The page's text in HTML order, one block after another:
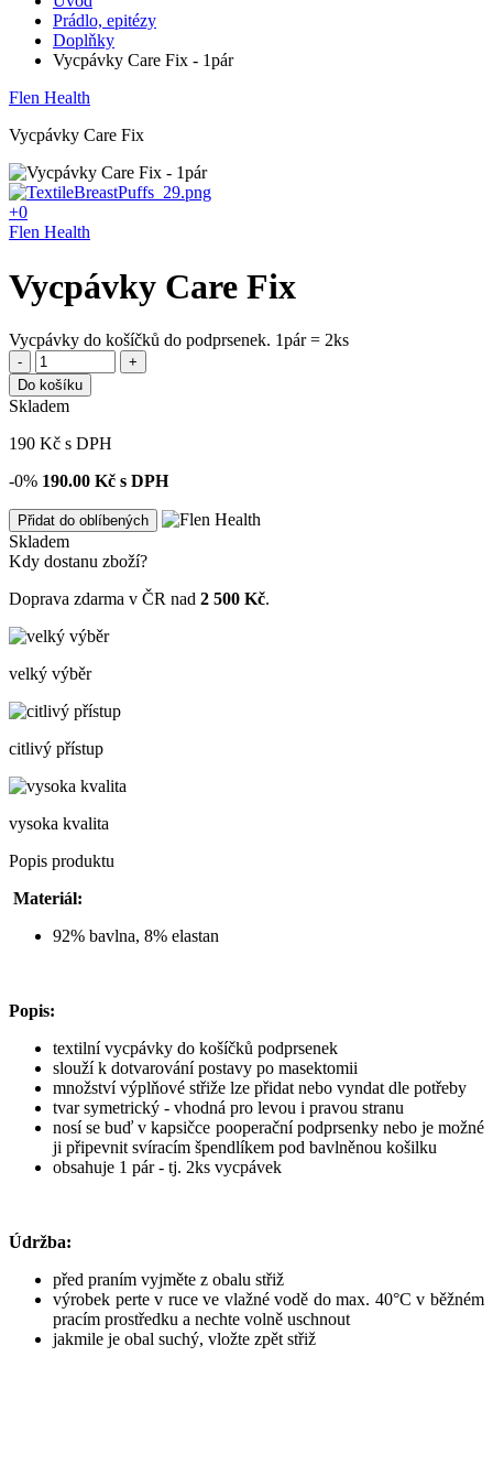
Prádlo, epitézy
Doplňky
Vycpávky Care Fix - 1pár
Flen Health
Vycpávky Care Fix
+0
Flen Health
Vycpávky Care Fix
Vycpávky do košíčků do podprsenek. 1pár = 2ks
-
+
Do košíku
Skladem
190 Kč s DPH
-0% 190.00 Kč s DPH
Přidat do oblíbených
Skladem
Kdy dostanu zboží?
Doprava zdarma v ČR nad 2 500 Kč.
velký výběr
citlivý přístup
vysoka kvalita
Popis produktu
Materiál:
92% bavlna, 8% elastan
Popis:
textilní vycpávky do košíčků podprsenek
slouží k dotvarování postavy po masektomii
množství výplňové střiže lze přidat nebo vyndat dle potřeby
tvar symetrický - vhodná pro levou i pravou stranu
nosí se buď v kapsičce pooperační podprsenky nebo je možné
ji připevnit svíracím špendlíkem pod bavlněnou košilku
obsahuje 1 pár - tj. 2ks vycpávek
Údržba:
před praním vyjměte z obalu střiž
výrobek perte v ruce ve vlažné vodě do max. 40°C v běžném
pracím prostředku a nechte volně uschnout
jakmile je obal suchý, vložte zpět střiž